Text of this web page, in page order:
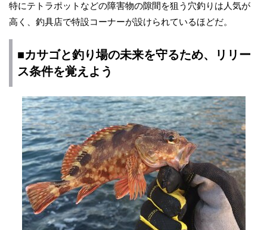
特にテトラポットなどの障害物の隙間を狙う穴釣りは人気が
高く、釣具店で特設コーナーが設けられているほどだ。
■カサゴと釣り場の未来を守るため、リリー
ス条件を覚えよう